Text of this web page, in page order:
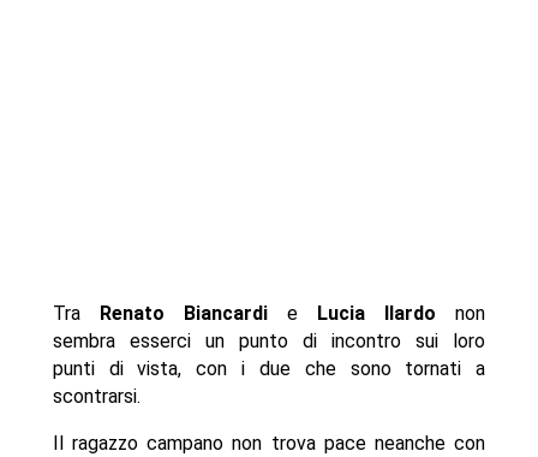
Tra Renato Biancardie Lucia Ilardo non
sembra esserci un punto di incontro sui loro
punti di vista, con i due che sono tornati a
scontrarsi.
Il ragazzo campano non trova pace neanche con